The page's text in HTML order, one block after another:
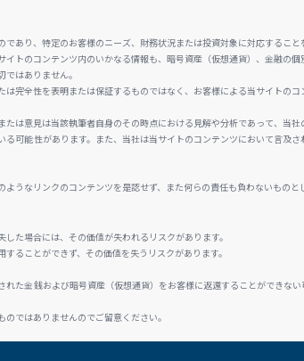
あり、特定のお客様のニーズ、財務状況または投資対象に対応するこ
トのコンテンツ内のいかなる情報も、暗号資産（仮想通貨）、金融の
はありません。
完全性を表明または保証するものではなく、お客様による当サイトの
は意見は当該執筆者自身のその時点における見解や分析であって、当社
可能性があります。また、当社は当サイトのコンテンツにおいて言及
うなリンクのコンテンツを是認せず、また何らの責任も負わないものと
た場合には、その価値が失われるリスクがあります。
ることができず、その価値を失うリスクがあります。
た金銭および暗号資産（仮想通貨）をお客様に返還することができな
ではありませんのでご留意ください。